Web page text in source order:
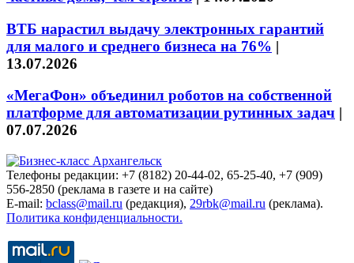
ВТБ нарастил выдачу электронных гарантий
для малого и среднего бизнеса на 76% |
13.07.2026
«МегаФон» объединил роботов на собственной
платформе для автоматизации рутинных задач |
07.07.2026
Телефоны редакции: +7 (8182) 20-44-02, 65-25-40, +7 (909)
556-2850 (реклама в газете и на сайте)
E-mail: bclass@mail.ru (редакция), 29rbk@mail.ru (реклама).
Политика конфиденциальности.